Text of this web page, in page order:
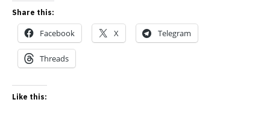
Share this:
Facebook X Telegram
Threads
Like this: